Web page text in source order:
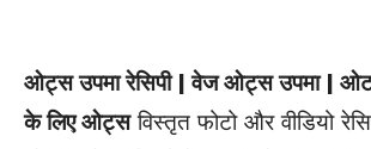
ओट्स उपमा रेसिपी | वेज ओट्स उपमा |
के लिए ओट्सविस्तृत फोटो और वीडियो